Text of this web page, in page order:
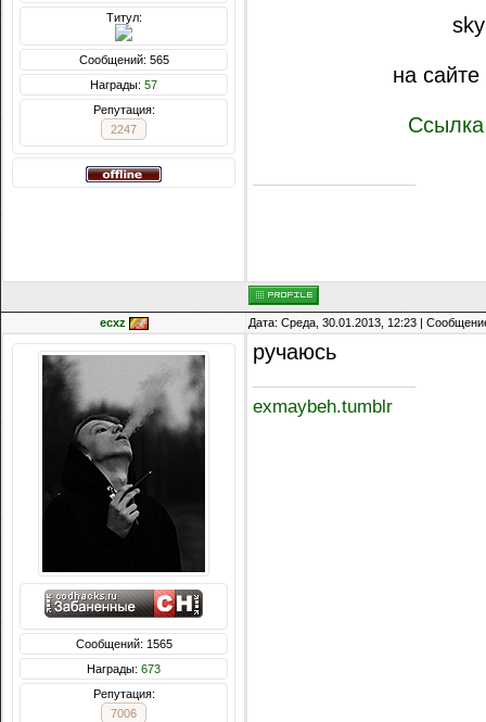
Титул:
Сообщений: 565
Награды: 57
Репутация:
2247
на
ecxz Дата: Среда, 30.01.2013, 12:23 |
Сообщений: 1565
Награды: 673
Репутация:
7006
ручаюсь
exmaybeh.tumblr